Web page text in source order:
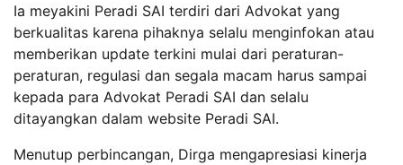
Ia meyakini Peradi SAI terdiri dari Advokat yang
berkualitas karena pihaknya selalu menginfokan atau
memberikan update terkini mulai dari peraturan-
peraturan, regulasi dan segala macam harus sampai
kepada para Advokat Peradi SAI dan selalu
ditayangkan dalam website Peradi SAI.
Menutup perbincangan, Dirga mengapresiasi kinerja